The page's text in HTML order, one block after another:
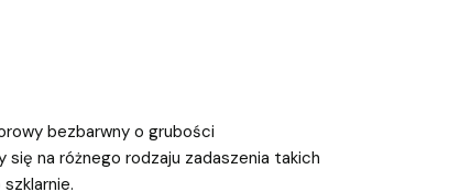
bezbarwny o grubości
się na różnego rodzaju zadaszenia takich